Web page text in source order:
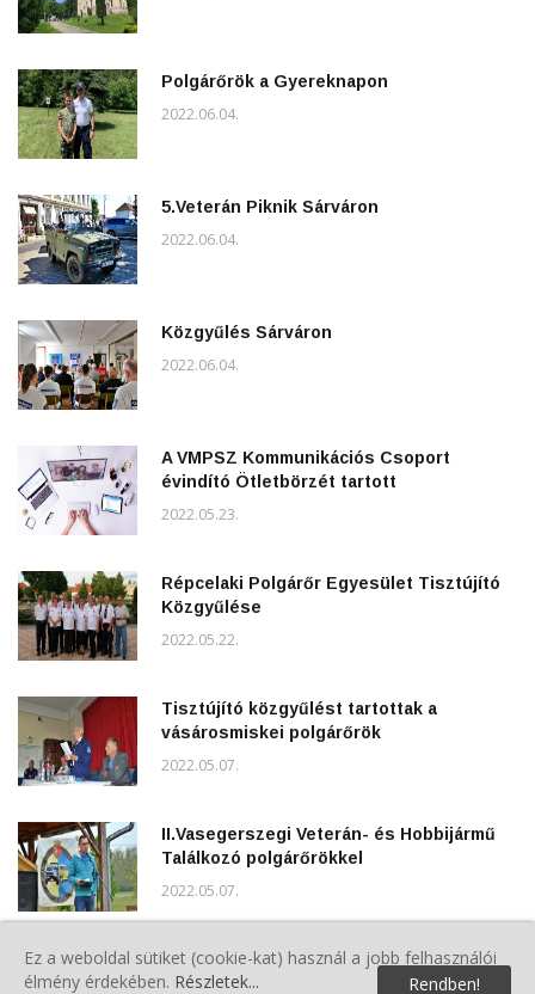
Polgárőrök a Gyereknapon
2022.06.04.
5.Veterán Piknik Sárváron
2022.06.04.
Közgyűlés Sárváron
2022.06.04.
A VMPSZ Kommunikációs Csoport
évindító Ötletbörzét tartott
2022.05.23.
Répcelaki Polgárőr Egyesület Tisztújító
Közgyűlése
2022.05.22.
Tisztújító közgyűlést tartottak a
vásárosmiskei polgárőrök
2022.05.07.
II.Vasegerszegi Veterán- és Hobbijármű
Találkozó polgárőrökkel
2022.05.07.
Májusfa állítás polgárőrökkel
Ez a weboldal sütiket (cookie-kat) használ a jobb felhasználói
élmény érdekében. Részletek... Rendben!